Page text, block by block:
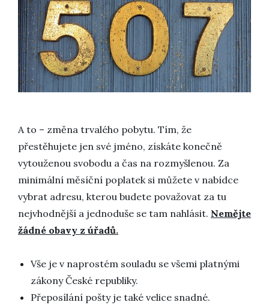
A to – změna trvalého pobytu. Tím, že
přestěhujete jen své jméno, získáte konečně
vytouženou svobodu a čas na rozmyšlenou. Za
minimální měsíční poplatek si můžete v nabídce
vybrat adresu, kterou budete považovat za tu
nejvhodnější a jednoduše se tam nahlásit. Nemějte
žádné obavy z úřadů.
Vše je v naprostém souladu se všemi platnými
zákony České republiky.
Přeposílání pošty je také velice snadné.